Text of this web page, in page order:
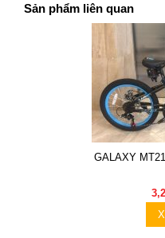
Sản phẩm liên quan
GALAXY